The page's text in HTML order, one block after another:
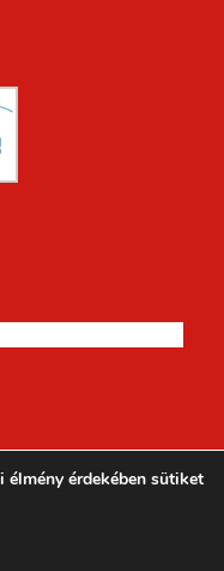
érdekében sütiket